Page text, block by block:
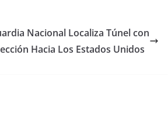
Nacional Localiza Túnel con
Hacia Los Estados Unidos